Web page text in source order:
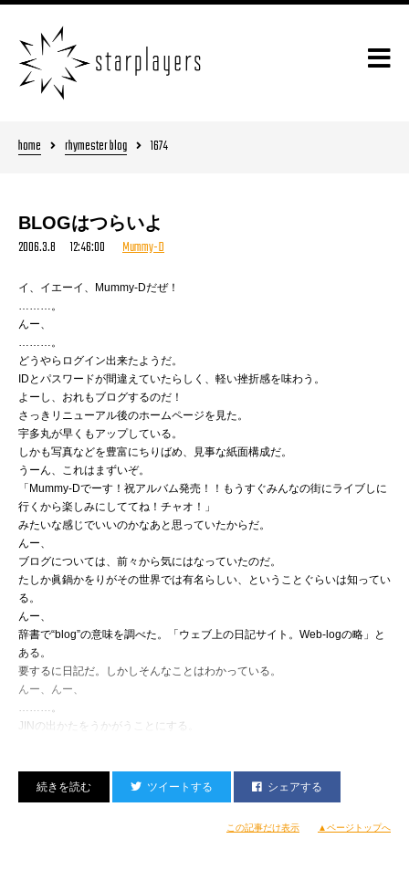
home rhymester blog 1674
BLOGはつらいよ
2006.3.8 12:46:00 Mummy-D
イ、イエーイ、Mummy-Dだぜ！
………。
んー、
………。
どうやらログイン出来たようだ。
IDとパスワードが間違えていたらしく、軽い挫折感を味わう。
よーし、おれもブログするのだ！
さっきリニューアル後のホームページを見た。
宇多丸が早くもアップしている。
しかも写真などを豊富にちりばめ、見事な紙面構成だ。
うーん、これはまずいぞ。
「Mummy-Dでーす！祝アルバム発売！！もうすぐみんなの街にライブしに
行くから楽しみにしててね！チャオ！」
みたいな感じでいいのかなあと思っていたからだ。
んー、
ブログについては、前々から気にはなっていたのだ。
たしか眞鍋かをりがその世界では有名らしい、ということぐらいは知ってい
る。
んー、
辞書で“blog”の意味を調べた。「ウェブ上の日記サイト。Web-logの略」と
ある。
要するに日記だ。しかしそんなことはわかっている。
んー、んー、
JINの出かたをうかがうことにする。
ツイートする シェアする
この記事だけ表示 ▲ページトップへ